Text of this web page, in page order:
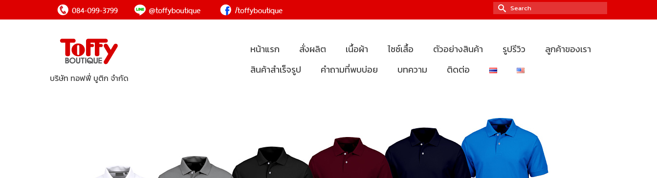
Search
for:
บริษัท ทอฟฟี่ บูติก จำกัด
หน้าแรก สั่งผลิต เนื้อผ้า ไซซ์เสื้อ ตัวอย่างสินค้า รูปรีวิว
ลูกค้าของเรา
สินค้าสำเร็จรูป
คำถามที่พบบ่อย บทความ ติดต่อ